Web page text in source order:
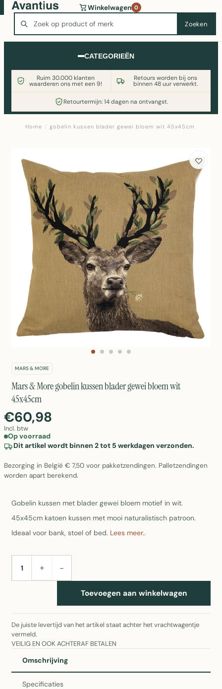
Zoeken
Winkelwagen 0
CATEGORIEËN
Ruim 30.000 klanten
waarderen ons met een 9!
Retours worden bij ons
binnen 48 uur verwerkt.
Retourtermijn: 14 dagen na ontvangst.
Wasmachine of koelkast nodig? Vergelijk alle prijzen op
Witgoedaanbod.nl
Home / gobelin kussen blader gewei bloem wit 45x45cm
MARS & MORE
Mars & More gobelin kussen blader gewei bloem wit
45x45cm
€60,98
Incl. btw
Op voorraad
Dit artikel wordt binnen 2 tot 5 werkdagen verzonden.
Bezorging in België € 7,50 voor pakketzendingen. Palletzendingen
worden apart berekend.
Gobelin kussen met blader gewei bloem motief in wit.
45x45cm katoen kussen met mooi naturalistisch patroon.
Ideaal voor bank, stoel of bed. Lees meer..
AANTAL+ −
Toevoegen aan winkelwagen
De juiste levertijd van het artikel staat achter het vrachtwagentje
vermeld.
VEILIG EN OOK ACHTERAF BETALEN
Omschrijving
Specificaties